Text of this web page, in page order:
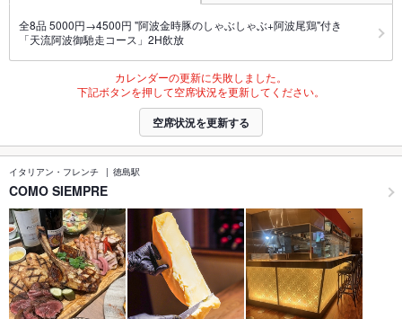
全8品 5000円→4500円 "阿波金時豚のしゃぶしゃぶ+阿波尾鶏"付き
「天流阿波御馳走コース」2H飲放
カレンダーの更新に失敗しました。
下記ボタンを押して空席状況を更新してください。
空席状況を更新する
イタリアン・フレンチ 徳島駅
COMO SIEMPRE